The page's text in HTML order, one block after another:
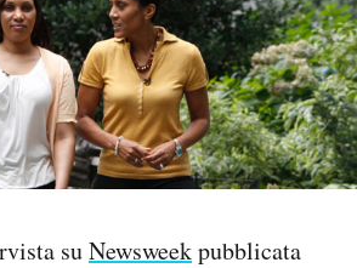
suNewsweekpubblicata